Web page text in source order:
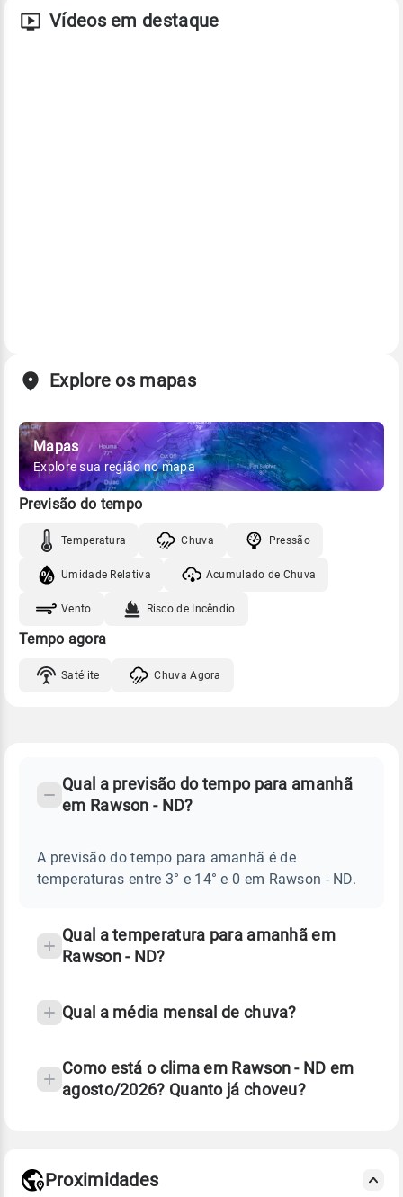
Vídeos em destaque
Explore os mapas
Mapas
Explore sua região no mapa
Previsão do tempo
Temperatura Chuva Pressão
Umidade Relativa Acumulado de Chuva
Vento Risco de Incêndio
Tempo agora
Satélite Chuva Agora
RAWSON
Perguntas
sobre
chuva
temperatura
Qual a previsão do tempo para amanhã
em Rawson - ND?
A previsão do tempo para amanhã é de
temperaturas entre 3° e 14° e 0 em Rawson - ND.
Qual a temperatura para amanhã em
Rawson - ND?
Qual a média mensal de chuva?
Como está o clima em Rawson - ND em
agosto/2026? Quanto já choveu?
Proximidades